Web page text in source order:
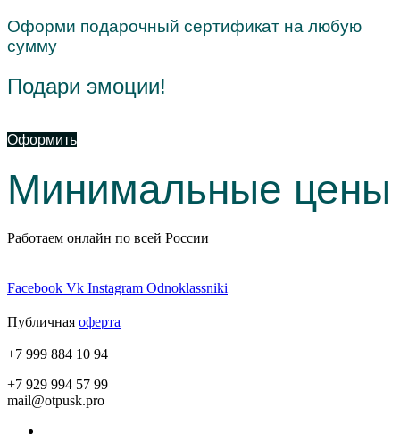
Оформи подарочный сертификат на любую
сумму
Подари эмоции!
Оформить
Минимальные цены
Работаем онлайн по всей России
Facebook Vk Instagram Odnoklassniki
Публичная оферта
+7 999 884 10 94
+7 929 994 57 99
mail@otpusk.pro